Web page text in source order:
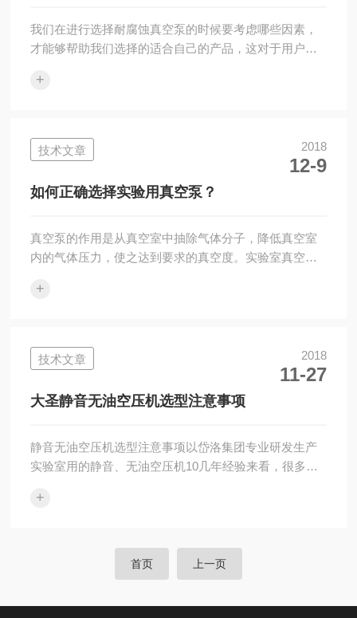
我们在进行选择耐腐蚀真空泵的时候要考虑哪些因素，
才能够帮助我们选择的适合自己的产品，这对于用户来
下这方面的知识。一、极限压力它的极限压力应该满足
力范围，因而，泵的工作点应该选择在这个范围之内，
而不能让它在允许工作压力以外长时间工作。三、工作
过程真空泵在其压力下，应能排走真空设备工艺过程中
产生的全部气量。四、被抽取气体成分了解被抽气体
+
技术文章 2018
12-9
如何正确选择实验用真空泵？
真空泵的作用是从真空室中抽除气体分子，降低真空室
内的气体压力，使之达到要求的真空度。实验室真空泵
泵，因为真空泵不是一个单一的设备，它可以和其他的
是每个实验室的辅助设备。不同仪器设备对真空泵的要
求也不一样。下面介绍下实验室常用真空泵的类型。实
验室用真空泵一般可分为干式和非干式。干式真空泵：
干式真空泵也称为无油真空泵，特点是依靠机器自身的
+
技术文章 2018
11-27
大圣静音无油空压机选型注意事项
静音无油空压机选型注意事项以岱洛集团专业研发生产
实验室用的静音、无油空压机10几年经验来看，很多客
压机选型的问题。作为厂家的售前工程师我以我的心得
子进到设备2：机器工作时的噪音一定要自己听到，而不
要相信不良厂家虚标的分贝值，如没有条件到现场听，
+
首页 上一页